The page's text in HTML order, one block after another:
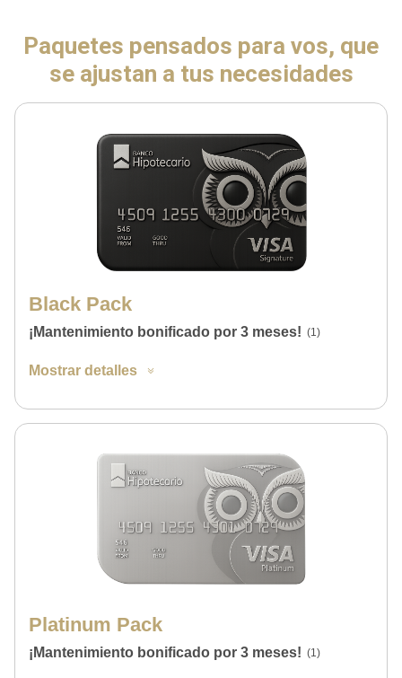
Paquetes pensados para vos, que
se ajustan a tus necesidades
Black Pack
¡Mantenimiento bonificado por 3 meses! (1)
Mostrar detalles
Platinum Pack
¡Mantenimiento bonificado por 3 meses! (1)